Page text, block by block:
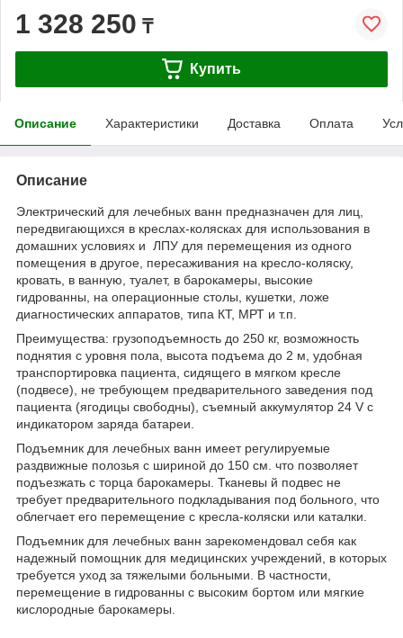
1 328 250 ₸
Купить
Описание Характеристики Доставка Оплата
Описание
Электрический для лечебных ванн предназначен для лиц,
передвигающихся в креслах-колясках для использования в
домашних условиях и ЛПУ для перемещения из одного
помещения в другое, пересаживания на кресло-коляску,
кровать, в ванную, туалет, в барокамеры, высокие
гидрованны, на операционные столы, кушетки, ложе
диагностических аппаратов, типа КТ, МРТ и т.п.
Преимущества: грузоподъемность до 250 кг, возможность
поднятия с уровня пола, высота подъема до 2 м, удобная
транспортировка пациента, сидящего в мягком кресле
(подвесе), не требующем предварительного заведения под
пациента (ягодицы свободны), съемный аккумулятор 24 V с
индикатором заряда батареи.
Подъемник для лечебных ванн имеет регулируемые
раздвижные полозья с шириной до 150 см. что позволяет
подъезжать с торца барокамеры. Тканевы й подвес не
требует предварительного подкладывания под больного, что
облегчает его перемещение с кресла-коляски или каталки.
Подъемник для лечебных ванн зарекомендовал себя как
надежный помощник для медицинских учреждений, в которых
требуется уход за тяжелыми больными. В частности,
перемещение в гидрованны с высоким бортом или мягкие
кислородные барокамеры.